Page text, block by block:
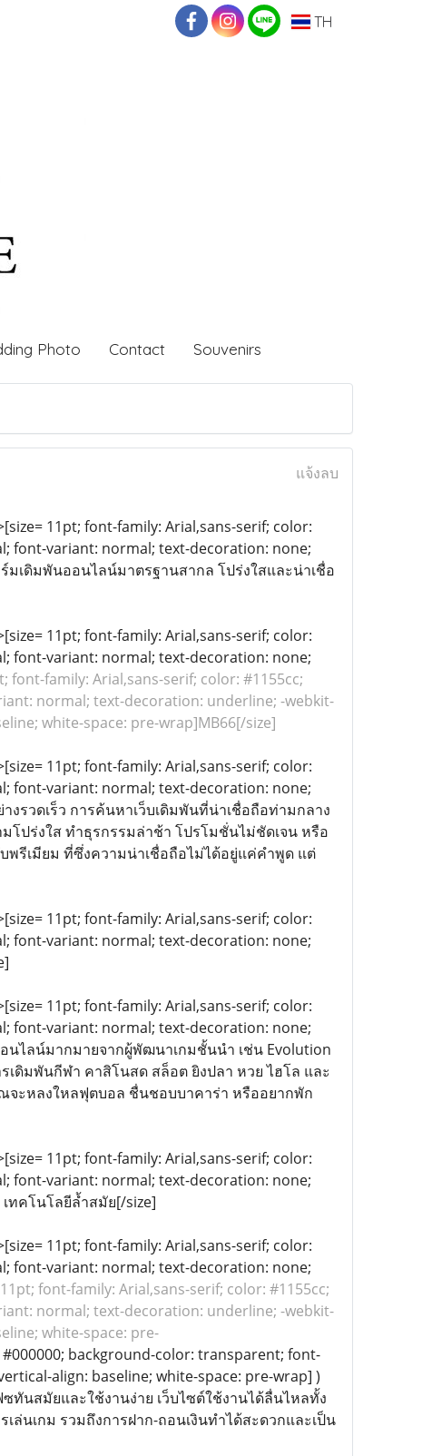
TH
Photo Contact Souvenirs
แจ้งลบ
11pt; font-family: Arial,sans-serif; color:
font-variant: normal; text-decoration: none;
เดิมพันออนไลน์มาตรฐานสากล โปร่งใสและน่าเชื่อ
11pt; font-family: Arial,sans-serif; color:
font-variant: normal; text-decoration: none;
font-family: Arial,sans-serif; color: #1155cc;
normal; text-decoration: underline; -webkit-
white-space: pre-wrap]MB66[/size]
11pt; font-family: Arial,sans-serif; color:
font-variant: normal; text-decoration: none;
รวดเร็ว การค้นหาเว็บเดิมพันที่น่าเชื่อถือท่ามกลาง
โปร่งใส ทำธุรกรรมล่าช้า โปรโมชั่นไม่ชัดเจน หรือ
พรีเมียม ที่ซึ่งความน่าเชื่อถือไม่ได้อยู่แค่คำพูด แต่
11pt; font-family: Arial,sans-serif; color:
font-variant: normal; text-decoration: none;
11pt; font-family: Arial,sans-serif; color:
font-variant: normal; text-decoration: none;
นไลน์มากมายจากผู้พัฒนาเกมชั้นนำ เช่น Evolution
เดิมพันกีฬา คาสิโนสด สล็อต ยิงปลา หวย ไฮโล และ
จะหลงใหลฟุตบอล ชื่นชอบบาคาร่า หรืออยากพัก
11pt; font-family: Arial,sans-serif; color:
font-variant: normal; text-decoration: none;
ทคโนโลยีล้ำสมัย[/size]
11pt; font-family: Arial,sans-serif; color:
font-variant: normal; text-decoration: none;
font-family: Arial,sans-serif; color: #1155cc;
normal; text-decoration: underline; -webkit-
white-space: pre-
background-color: transparent; font-
align: baseline; white-space: pre-wrap] )
ทันสมัยและใช้งานง่าย เว็บไซต์ใช้งานได้ลื่นไหลทั้ง
นเกม รวมถึงการฝาก-ถอนเงินทำได้สะดวกและเป็น